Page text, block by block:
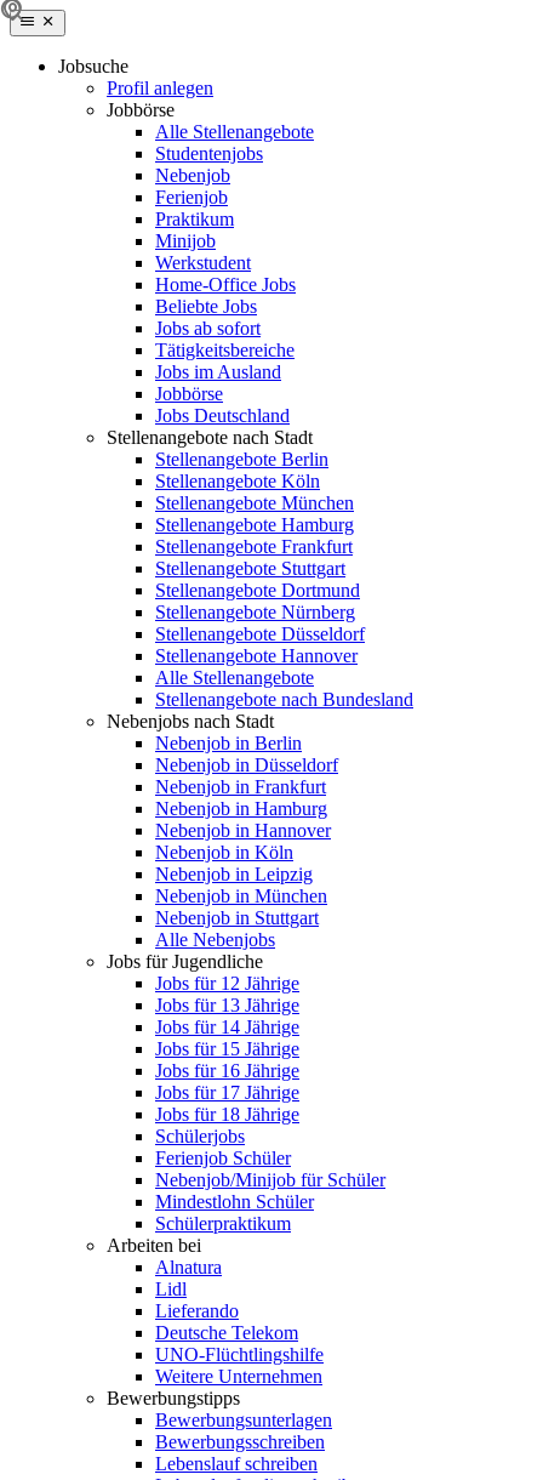
Jobsuche
Profil anlegen
Jobbörse
Alle Stellenangebote
Studentenjobs
Nebenjob
Ferienjob
Praktikum
Minijob
Werkstudent
Home-Office Jobs
Beliebte Jobs
Jobs ab sofort
Tätigkeitsbereiche
Jobs im Ausland
Jobbörse
Jobs Deutschland
Stellenangebote nach Stadt
Stellenangebote Berlin
Stellenangebote Köln
Stellenangebote München
Stellenangebote Hamburg
Stellenangebote Frankfurt
Stellenangebote Stuttgart
Stellenangebote Dortmund
Stellenangebote Nürnberg
Stellenangebote Düsseldorf
Stellenangebote Hannover
Alle Stellenangebote
Stellenangebote nach Bundesland
Nebenjobs nach Stadt
Nebenjob in Berlin
Nebenjob in Düsseldorf
Nebenjob in Frankfurt
Nebenjob in Hamburg
Nebenjob in Hannover
Nebenjob in Köln
Nebenjob in Leipzig
Nebenjob in München
Nebenjob in Stuttgart
Alle Nebenjobs
Jobs für Jugendliche
Jobs für 12 Jährige
Jobs für 13 Jährige
Jobs für 14 Jährige
Jobs für 15 Jährige
Jobs für 16 Jährige
Jobs für 17 Jährige
Jobs für 18 Jährige
Schülerjobs
Ferienjob Schüler
Nebenjob/Minijob für Schüler
Mindestlohn Schüler
Schülerpraktikum
Arbeiten bei
Alnatura
Lidl
Lieferando
Deutsche Telekom
UNO-Flüchtlingshilfe
Weitere Unternehmen
Bewerbungstipps
Bewerbungsunterlagen
Bewerbungsschreiben
Lebenslauf schreiben